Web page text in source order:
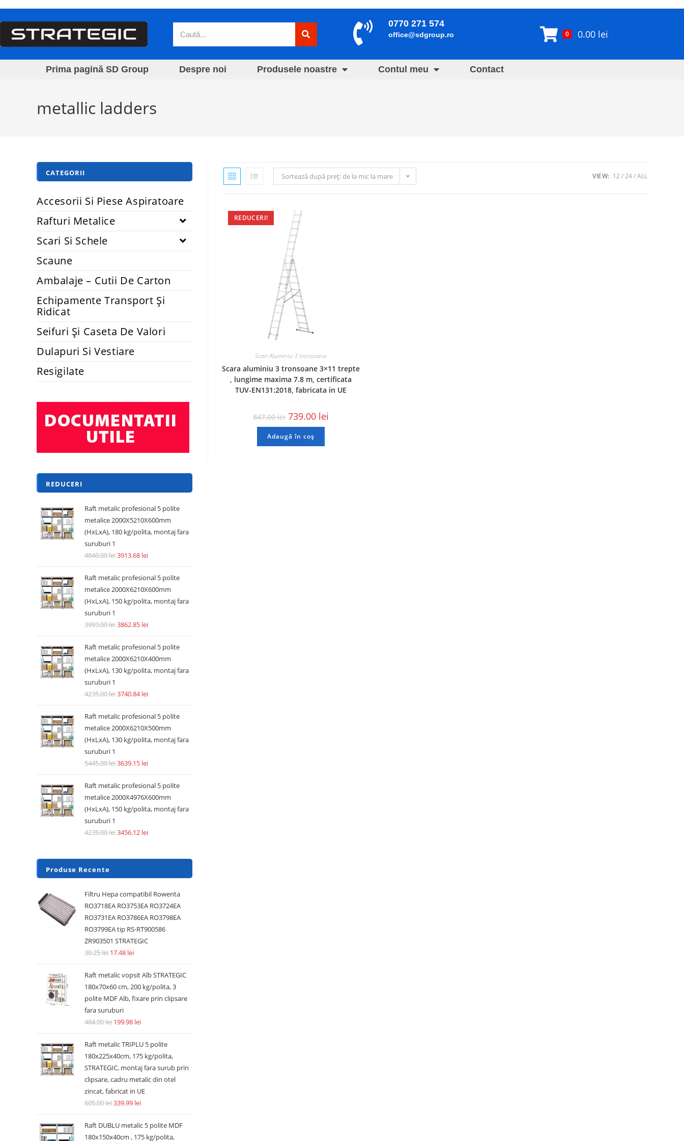
0770 271 574
office@sdgroup.ro 0 0.00 lei
Prima pagină SD Group Despre noi Produsele noastre Contul meu Contact
metallic ladders
Sortează după preț: de la mic la mare VIEW: 12 24 ALL
REDUCERI!
Scari Aluminiu 3 tronsoane
Scara aluminiu 3 tronsoane 3×11 trepte
, lungime maxima 7.8 m, certificata
TUV-EN131:2018, fabricata in UE
847.00lei 739.00 lei
Adaugă în coș
CATEGORII
Accesorii Si Piese Aspiratoare
Rafturi Metalice
Scari Si Schele
Scaune
Ambalaje – Cutii De Carton
Echipamente Transport Și
Ridicat
Seifuri Și Caseta De Valori
Dulapuri Si Vestiare
Resigilate
REDUCERI
Raft metalic profesional 5 polite
metalice 2000X5210X600mm
(HxLxA), 180 kg/polita, montaj fara
suruburi 1
4840.00lei3913.68 lei
Raft metalic profesional 5 polite
metalice 2000X6210X600mm
(HxLxA), 150 kg/polita, montaj fara
suruburi 1
3993.00lei3862.85 lei
Raft metalic profesional 5 polite
metalice 2000X6210X400mm
(HxLxA), 130 kg/polita, montaj fara
suruburi 1
4235.00lei3740.84lei
Raft metalic profesional 5 polite
metalice 2000X6210X500mm
(HxLxA), 130 kg/polita, montaj fara
suruburi 1
5445.00lei3639.15 lei
Raft metalic profesional 5 polite
metalice 2000X4976X600mm
(HxLxA), 150 kg/polita, montaj fara
suruburi 1
4235.00lei3456.12 lei
Produse Recente
Filtru Hepa compatibil Rowenta
RO3718EA RO3753EA RO3724EA
RO3731EA RO3786EA RO3798EA
RO3799EA tip RS-RT900586
ZR903501 STRATEGIC
30.25lei 17.48 lei
Raft metalic vopsit Alb STRATEGIC
180x70x60 cm, 200 kg/polita, 3
polite MDF Alb, fixare prin clipsare
fara suruburi
484.00lei 199.98 lei
Raft metalic TRIPLU 5 polite
180x225x40cm, 175 kg/polita,
STRATEGIC, montaj fara surub prin
clipsare, cadru metalic din otel
zincat, fabricat in UE
605.00lei339.99 lei
Raft DUBLU metalic 5 polite MDF
180x150x40cm , 175 kg/polita,